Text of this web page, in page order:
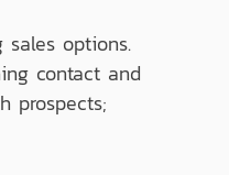
sales options.
contact and
prospects;